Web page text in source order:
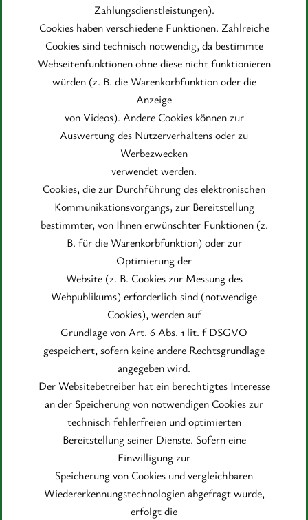
Zahlungsdienstleistungen).
Cookies haben verschiedene Funktionen. Zahlreiche
Cookies sind technisch notwendig, da bestimmte
Webseitenfunktionen ohne diese nicht funktionieren
würden (z. B. die Warenkorbfunktion oder die
Anzeige
von Videos). Andere Cookies können zur
Auswertung des Nutzerverhaltens oder zu
Werbezwecken
verwendet werden.
Cookies, die zur Durchführung des elektronischen
Kommunikationsvorgangs, zur Bereitstellung
bestimmter, von Ihnen erwünschter Funktionen (z.
B. für die Warenkorbfunktion) oder zur
Optimierung der
Website (z. B. Cookies zur Messung des
Webpublikums) erforderlich sind (notwendige
Cookies), werden auf
Grundlage von Art. 6 Abs. 1 lit. f DSGVO
gespeichert, sofern keine andere Rechtsgrundlage
angegeben wird.
Der Websitebetreiber hat ein berechtigtes Interesse
an der Speicherung von notwendigen Cookies zur
technisch fehlerfreien und optimierten
Bereitstellung seiner Dienste. Sofern eine
Einwilligung zur
Speicherung von Cookies und vergleichbaren
Wiedererkennungstechnologien abgefragt wurde,
erfolgt die